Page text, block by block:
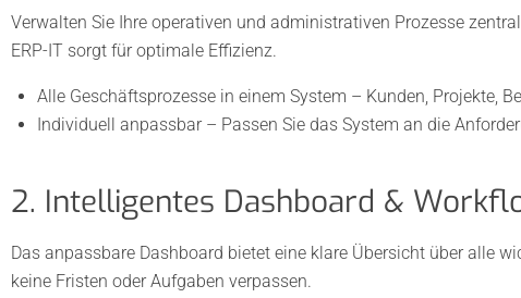
Verwalten Sie Ihre operativen und administrativen Prozesse
ERP-IT sorgt für optimale Effizienz.
Alle Geschäftsprozesse in einem System – Kunden, Projekte,
Individuell anpassbar – Passen Sie das System an die
2. Intelligentes Dashboard &
Das anpassbare Dashboard bietet eine klare Übersicht über alle
keine Fristen oder Aufgaben verpassen.